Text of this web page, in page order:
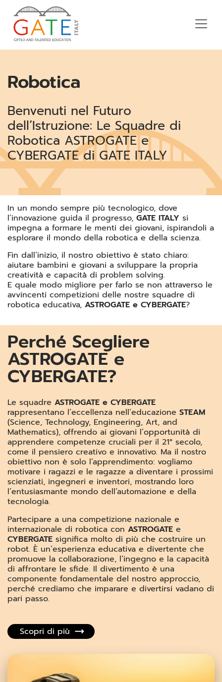
Robotica
Benvenuti nel Futuro
dell’Istruzione: Le Squadre di
Robotica ASTROGATE e
CYBERGATE di GATE ITALY
In un mondo sempre più tecnologico, dove
l’innovazione guida il progresso, GATE ITALY si
impegna a formare le menti dei giovani, ispirandoli a
esplorare il mondo della robotica e della scienza.
Fin dall’inizio, il nostro obiettivo è stato chiaro:
aiutare bambini e giovani a sviluppare la propria
creatività e capacità di problem solving.
E quale modo migliore per farlo se non attraverso le
avvincenti competizioni delle nostre squadre di
robotica educativa, ASTROGATE e CYBERGATE?
Perché Scegliere
ASTROGATE e
CYBERGATE?
Le squadre ASTROGATE e CYBERGATE
rappresentano l’eccellenza nell’educazione STEAM
(Science, Technology, Engineering, Art, and
Mathematics), offrendo ai giovani l’opportunità di
apprendere competenze cruciali per il 21° secolo,
come il pensiero creativo e innovativo. Ma il nostro
obiettivo non è solo l’apprendimento: vogliamo
motivare i ragazzi e le ragazze a diventare i prossimi
scienziati, ingegneri e inventori, mostrando loro
l’entusiasmante mondo dell’automazione e della
tecnologia.
Partecipare a una competizione nazionale e
internazionale di robotica con ASTROGATE e
CYBERGATE significa molto di più che costruire un
robot. È un’esperienza educativa e divertente che
promuove la collaborazione, l’ingegno e la capacità
di affrontare le sfide. Il divertimento è una
componente fondamentale del nostro approccio,
perché crediamo che imparare e divertirsi vadano di
pari passo.
Scopri di più